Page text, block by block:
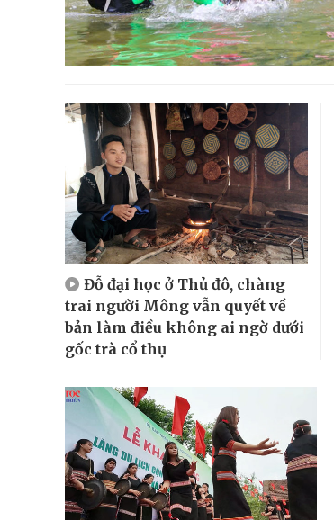
Đỗ đại học ở Thủ đô, chàng
trai người Mông vẫn quyết về
bản làm điều không ai ngờ dưới
gốc trà cổ thụ